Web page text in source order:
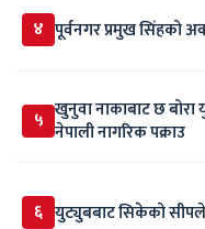
४ पूर्वनगर प्रमुख सिंहको
५ खुनुवा नाकाबाट छ
नेपाली नागरिक पक्राउ
६ युट्युबबाट सिकेको